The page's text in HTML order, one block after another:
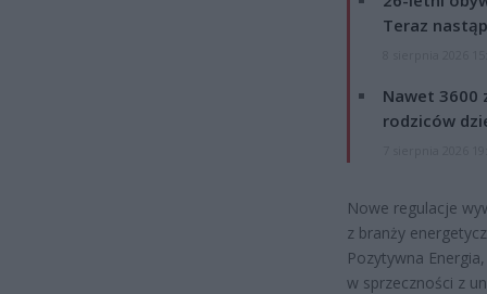
Teraz
Nawet 3600
rodziców
Nowe regulacje
z branży
Pozytywna
w sprzeczności z